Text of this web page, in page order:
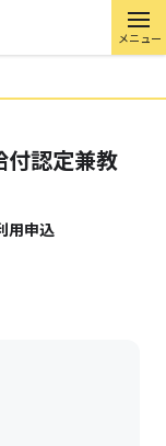
メニュー
付認定兼教
用申込